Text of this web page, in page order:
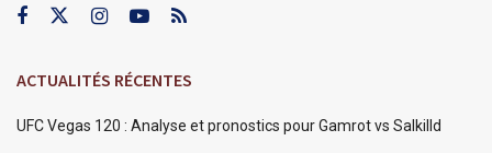
ACTUALITÉS RÉCENTES
UFC Vegas 120 : Analyse et pronostics pour Gamrot vs Salkilld